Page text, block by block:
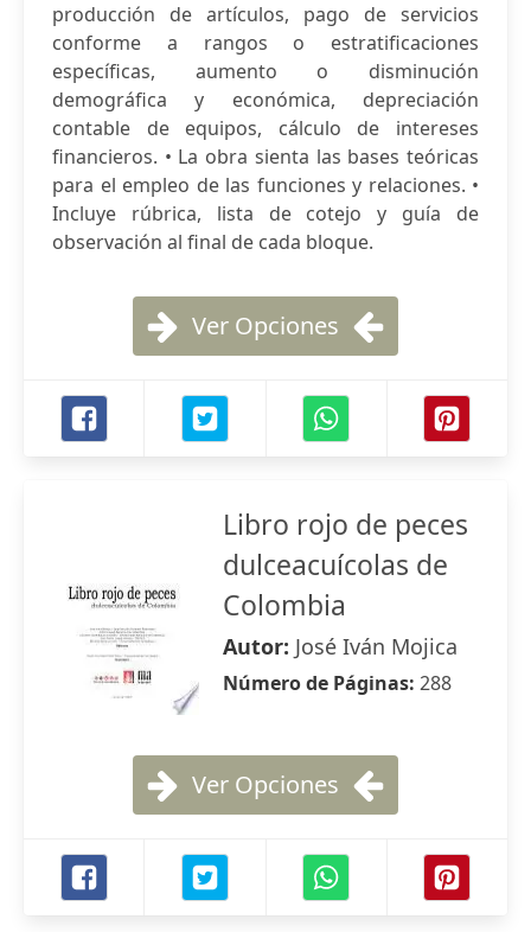
producción de artículos, pago de servicios
conforme a rangos o estratificaciones
específicas, aumento o disminución
demográfica y económica, depreciación
contable de equipos, cálculo de intereses
financieros. • La obra sienta las bases teóricas
para el empleo de las funciones y relaciones. •
Incluye rúbrica, lista de cotejo y guía de
observación al final de cada bloque.
Ver Opciones
Libro rojo de peces
dulceacuícolas de
Colombia
Autor: José Iván Mojica
Número de Páginas: 288
Ver Opciones